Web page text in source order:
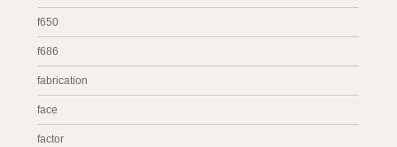
f650
f686
fabrication
face
factor